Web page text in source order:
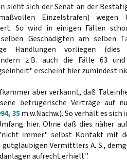
sieht sich der Senat an der
Einzelstrafen) wegen
So wird in einigen Fällen
Geschädigten am selben
Handlungen vorliegen
z.B. auch die Fälle 63
erscheint hier zumindest
aber verkannt, daß
betrügerische Verträge auf
35m.w.Nachw.). So verhält es
hier. Ohne daß dies näher
immer" selbst Kontakt mit
gutgläubigen Vermittlers A. S.,
aufrecht erhielt".